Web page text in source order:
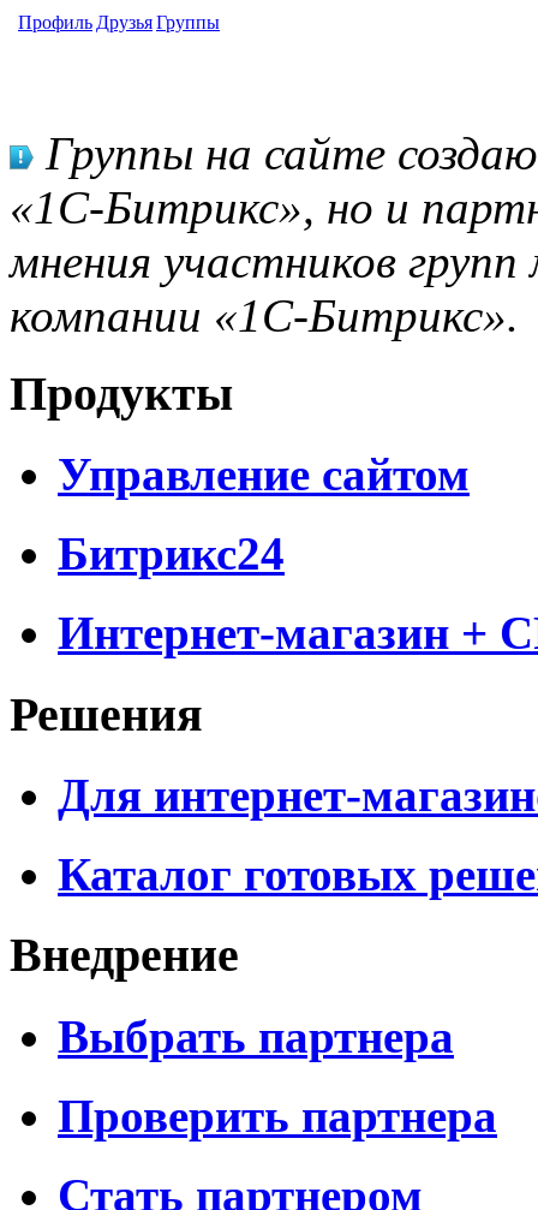
Профиль ДрузьяГруппы
Группы на сайте
«1С-Битрикс», но и
мнения участников
компании «1С-Битрикс».
Продукты
Управление сайтом
Битрикс24
Интернет-магазин +
Решения
Для интернет-
Каталог готовых
Внедрение
Выбрать партнера
Проверить партнера
Стать партнером